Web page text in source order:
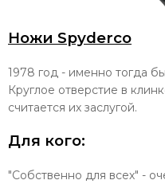
Ножи Spyderco
1978 год - именно тогда
Круглое отверстие в
считается их заслугой.
Для кого:
"Собственно для всех" -